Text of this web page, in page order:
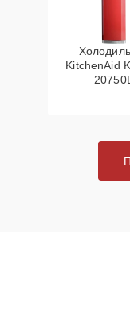
KitchenAid
20750L